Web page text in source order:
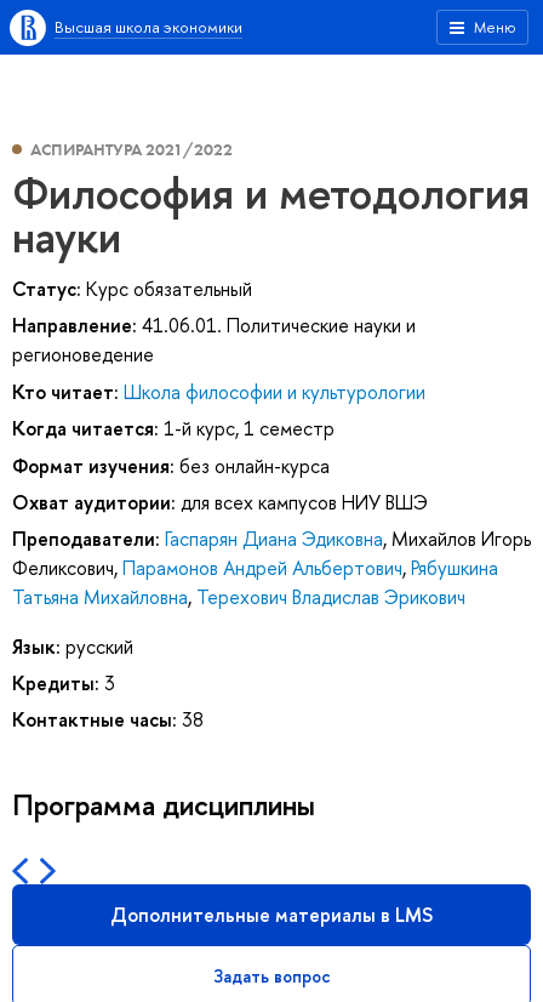
Меню
Высшая школа экономики
АСПИРАНТУРА 2021/2022
Философия и методология
науки
Статус: Курс обязательный
Направление: 41.06.01. Политические науки и
регионоведение
Кто читает: Школа философии и культурологии
Когда читается: 1-й курс, 1 семестр
Формат изучения: без онлайн-курса
Охват аудитории: для всех кампусов НИУ ВШЭ
Преподаватели: Гаспарян Диана Эдиковна, Михайлов Игорь
Феликсович,Парамонов Андрей Альбертович,Рябушкина
Татьяна Михайловна, Терехович Владислав Эрикович
Язык: русский
Кредиты: 3
Контактные часы: 38
Программа дисциплины
Дополнительные материалы в LMS
Задать вопрос